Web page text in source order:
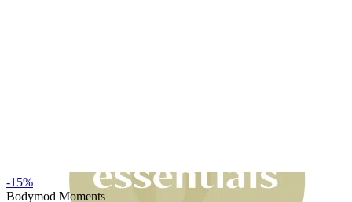
-15%
Bodymod Moments